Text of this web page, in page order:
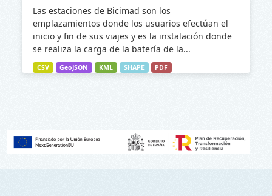
Las estaciones de Bicimad son los
emplazamientos donde los usuarios efectúan el
inicio y fin de sus viajes y es la instalación donde
se realiza la carga de la batería de la...
CSV GeoJSON KML SHAPE PDF